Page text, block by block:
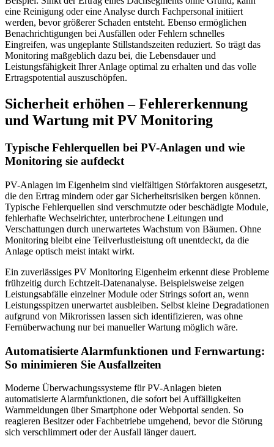
eine Reinigung oder eine Analyse durch Fachpersonal initiiert
werden, bevor größerer Schaden entsteht. Ebenso ermöglichen
Benachrichtigungen bei Ausfällen oder Fehlern schnelles
Eingreifen, was ungeplante Stillstandszeiten reduziert. So trägt das
Monitoring maßgeblich dazu bei, die Lebensdauer und
Leistungsfähigkeit Ihrer Anlage optimal zu erhalten und das volle
Ertragspotential auszuschöpfen.
Sicherheit erhöhen – Fehlererkennung
und Wartung mit PV Monitoring
Typische Fehlerquellen bei PV-Anlagen und wie
Monitoring sie aufdeckt
PV-Anlagen im Eigenheim sind vielfältigen Störfaktoren ausgesetzt,
die den Ertrag mindern oder gar Sicherheitsrisiken bergen können.
Typische Fehlerquellen sind verschmutzte oder beschädigte Module,
fehlerhafte Wechselrichter, unterbrochene Leitungen und
Verschattungen durch unerwartetes Wachstum von Bäumen. Ohne
Monitoring bleibt eine Teilverlustleistung oft unentdeckt, da die
Anlage optisch meist intakt wirkt.
Ein zuverlässiges PV Monitoring Eigenheim erkennt diese Probleme
frühzeitig durch Echtzeit-Datenanalyse. Beispielsweise zeigen
Leistungsabfälle einzelner Module oder Strings sofort an, wenn
Leistungsspitzen unerwartet ausbleiben. Selbst kleine Degradationen
aufgrund von Mikrorissen lassen sich identifizieren, was ohne
Fernüberwachung nur bei manueller Wartung möglich wäre.
Automatisierte Alarmfunktionen und Fernwartung:
So minimieren Sie Ausfallzeiten
Moderne Überwachungssysteme für PV-Anlagen bieten
automatisierte Alarmfunktionen, die sofort bei Auffälligkeiten
Warnmeldungen über Smartphone oder Webportal senden. So
reagieren Besitzer oder Fachbetriebe umgehend, bevor die Störung
sich verschlimmert oder der Ausfall länger dauert.